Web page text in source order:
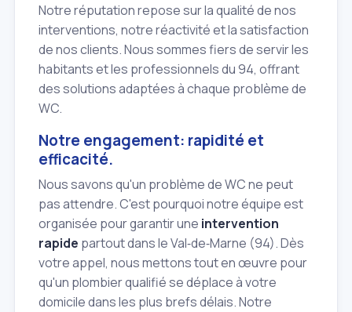
Notre réputation repose sur la qualité de nos
interventions, notre réactivité et la satisfaction
de nos clients. Nous sommes fiers de servir les
habitants et les professionnels du 94, offrant
des solutions adaptées à chaque problème de
WC.
Notre engagement: rapidité et
efficacité.
Nous savons qu'un problème de WC ne peut
pas attendre. C'est pourquoi notre équipe est
organisée pour garantir une intervention
rapide partout dans le Val‑de‑Marne (94). Dès
votre appel, nous mettons tout en œuvre pour
qu'un plombier qualifié se déplace à votre
domicile dans les plus brefs délais. Notre